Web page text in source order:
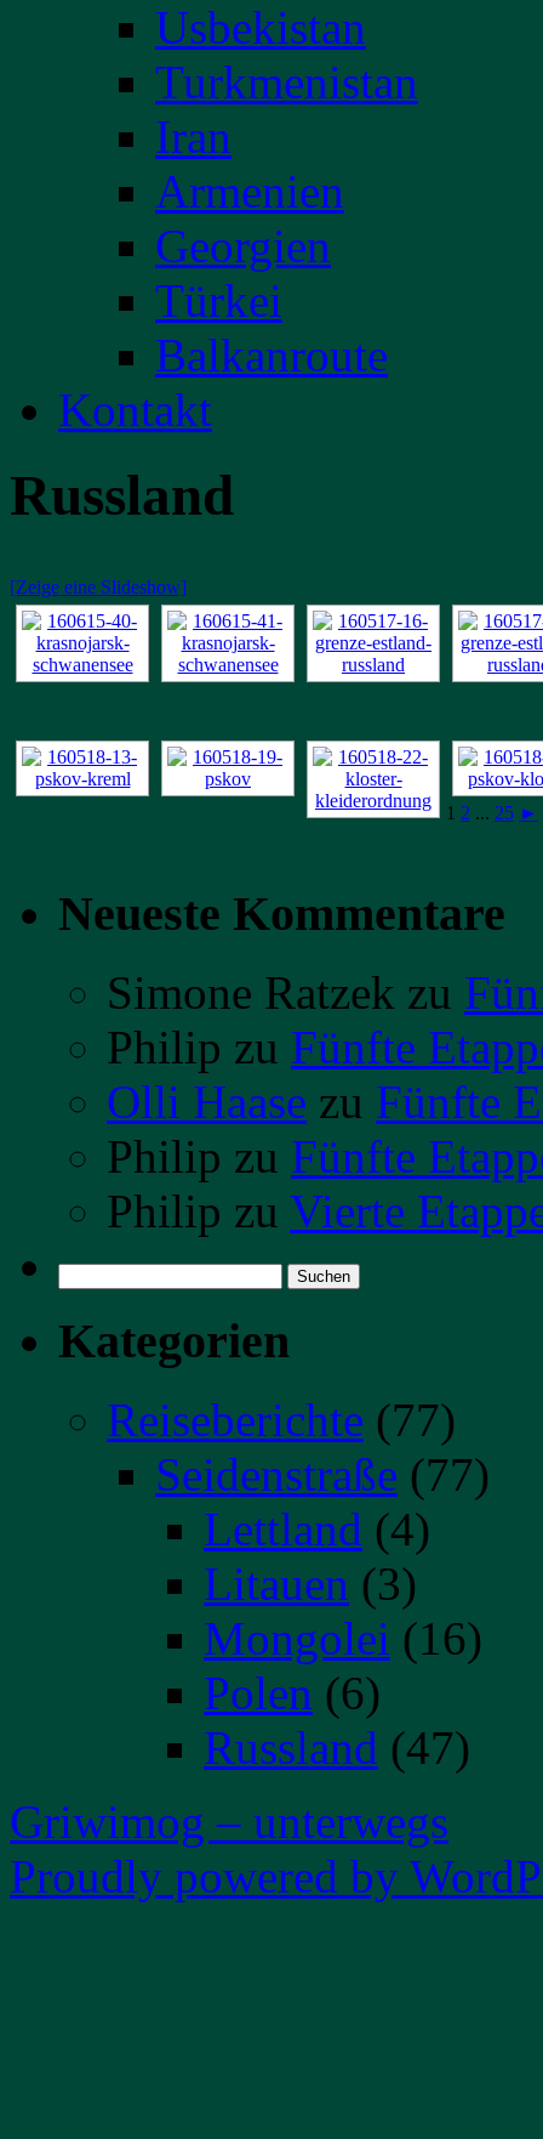
Usbekistan
Turkmenistan
Iran
Armenien
Georgien
Türkei
Balkanroute
Kontakt
Russland
[Zeige eine Slideshow]
1 2 ... 25 ►
Neueste Kommentare
Simone Ratzek zu
Philip zu Fünfte
Olli Haase zu Fünfte
Philip zu Fünfte
Philip zu Vierte
nach:
Kategorien
Reiseberichte (77)
Seidenstraße (77)
Lettland (4)
Litauen (3)
Mongolei (16)
Polen (6)
Russland (47)
Griwimog – unterwegs
Proudly powered by